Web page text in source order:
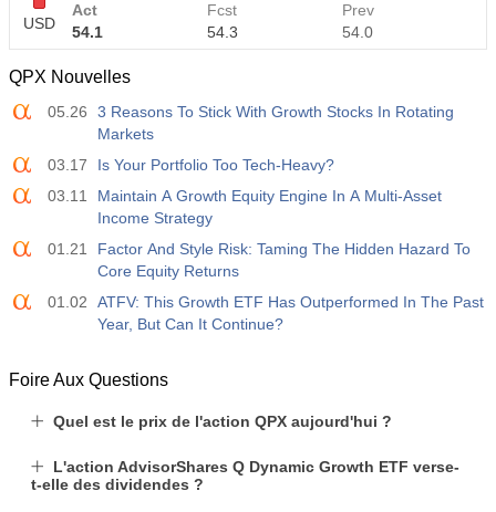
USD
Act
54.1
Fcst
54.3
Prev
54.0
14:00
ISM Emploi non manufacturier
Act
47.4
Fcst
Prev
14:00
Prix non manufacturiers payés par l’ISM
Fcst
14:30
Fcst
EIA Cushing Variation des stocks de pétrole brut
Act
Fcst
Prev
QPX Nouvelles
05.26
3 Reasons To Stick With Growth Stocks In Rotating
Markets
03.17
Is Your Portfolio Too Tech-Heavy?
03.11
Maintain A Growth Equity Engine In A Multi-Asset
Income Strategy
01.21
Factor And Style Risk: Taming The Hidden Hazard To
Core Equity Returns
01.02
ATFV: This Growth ETF Has Outperformed In The Past
Year, But Can It Continue?
Foire Aux Questions
Quel est le prix de l'action QPX aujourd'hui ?
L'action AdvisorShares Q Dynamic Growth ETF verse-
t-elle des dividendes ?